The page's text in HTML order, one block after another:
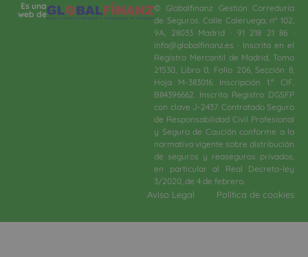
Es una
web de
© Globalfinanz Gestión Correduría
de Seguros. Calle Caleruega, nº 102,
9A, 28033 Madrid · 91 218 21 86 ·
info@globalfinanz.es · Inscrita en el
Registro Mercantil de Madrid, Tomo
21530, Libro 0, Folio 206, Sección 8,
Hoja M-383016. Inscripción 1.ª. CIF.
B84396662. Inscrita Registro DGSFP
con clave J-2437. Contratado Seguro
de Responsabilidad Civil Profesional
y Seguro de Caución conforme a la
normativa vigente sobre distribución
de seguros y reaseguros privados,
en particular al Real Decreto-ley
3/2020, de 4 de febrero.​
Aviso Legal Política de cookies